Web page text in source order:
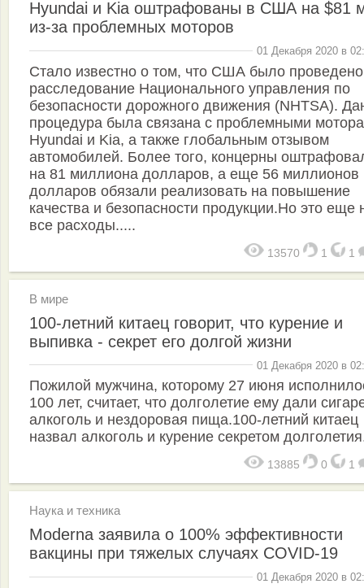
Hyundai и Kia оштрафованы в США на $81
из-за проблемных моторов
01 Декабря 2020 в
Стало известно о том, что США было проведено
расследование Национального управления по
безопасности дорожного движения (NHTSA).
процедура была связана с проблемными
Hyundai и Kia, а также глобальным отзывом
автомобилей. Более того, концерны
на 81 миллиона долларов, а еще 56 миллионов
долларов обязали реализовать на повышение
качества и безопасности продукции.Но это еще
все расходы.....
13570 1 1
В мире
100-летний китаец говорит, что курение и
выпивка - секрет его долгой жизни
01 Декабря 2020 в
Пожилой мужчина, которому 27 июня
100 лет, считает, что долголетие ему дали
алкоголь и нездоровая пища.100-летний китаец
назвал алкоголь и курение секретом
13885 0 1
Наука и техника
Moderna заявила о 100% эффективности
вакцины при тяжелых случаях COVID-19
01 Декабря 2020 в